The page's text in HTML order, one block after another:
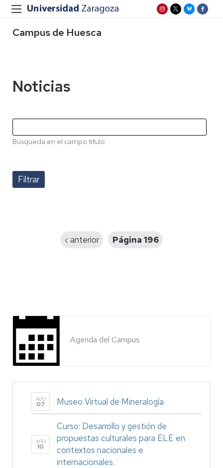
Campus de Huesca
Noticias
Búsqueda en el campo título
Página
‹ anterior Página 196
Agenda del Campus
AGO
07 Museo Virtual de Mineralogía
AGO
10
Curso: Desarrollo y gestión de
propuestas culturales para ELE en
contextos nacionales e
internacionales.